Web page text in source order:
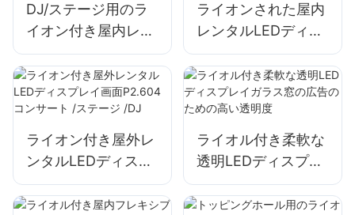
DJ/ステージ用のラ
イオン付き屋内レン
タルLEDディスプレ
イ画面P2.97
ライオンされた屋内
レンタルLEDディス
プレイ画面P3.91コ
ンサート /結婚式
ライオン付き屋外レ
ンタルLEDディスプ
レイ画面P2.604コ
ンサート /ステージ
ライオル付き柔軟な
透明LEDディスプレ
イガラス窓の広告の
ための高い透明度